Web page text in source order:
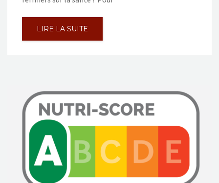
LIRE LA SUITE